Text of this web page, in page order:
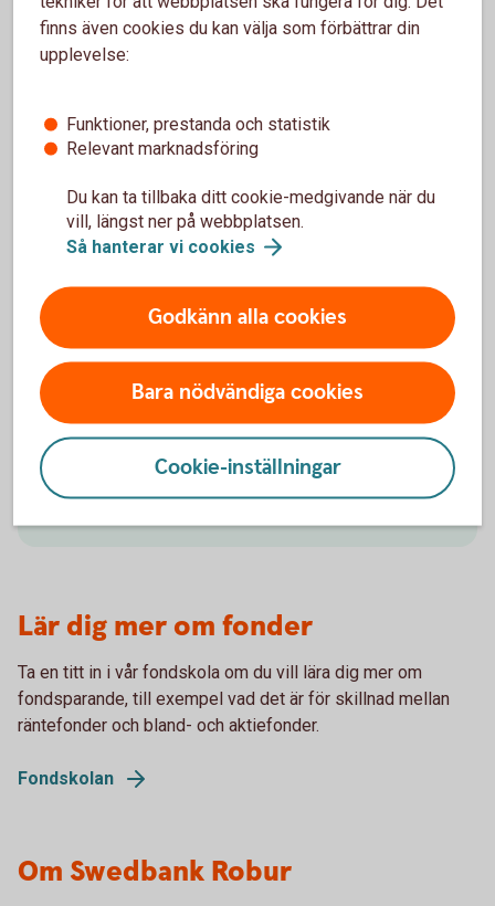
Spara hållbart
Företag kan placera hållbart i fonder och låta
Hållbarafonder
Alla våra fonder
I fondlistan kan du hitta alla våra fonder, jämföra
fonder och se aktuella kurser.
Fondlista(spara.swedbank.se)
Lär dig mer om fonder
Ta en titt in i vår fondskola om du vill lära dig mer om
fondsparande, till exempel vad det är för skillnad mellan
räntefonder och bland- och aktiefonder.
Fondskolan
Om Swedbank Robur
finns även cookies du kan välja som förbättrar din
upplevelse:
Funktioner, prestanda och statistik
Relevant marknadsföring
Du kan ta tillbaka ditt cookie-medgivande när du
vill, längst ner på webbplatsen.
Så hanterar vi cookies
Godkänn alla cookies
Bara nödvändiga cookies
Cookie-inställningar